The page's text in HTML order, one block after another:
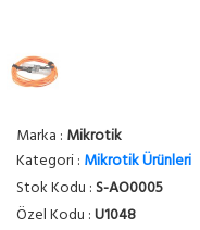
Marka : Mikrotik
Kategori : Mikrotik Ürünleri
Stok Kodu : S-AO0005
Özel Kodu :U1048